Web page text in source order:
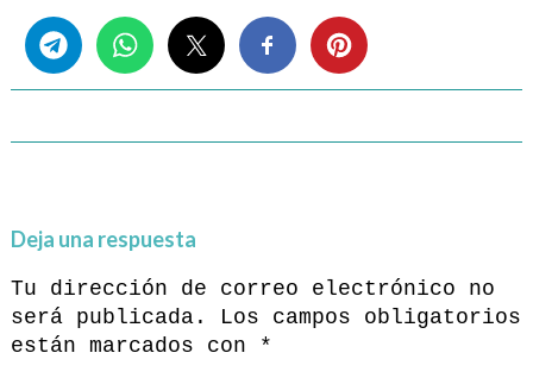
Deja una respuesta
Tu dirección de correo electrónico no
será publicada.
Los campos obligatorios
están marcados con
*